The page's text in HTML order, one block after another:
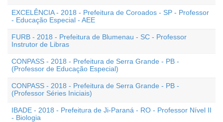
EXCELÊNCIA - 2018 - Prefeitura de Coroados - SP - Professor
- Educação Especial - AEE
FURB - 2018 - Prefeitura de Blumenau - SC - Professor
Instrutor de Libras
CONPASS - 2018 - Prefeitura de Serra Grande - PB -
(Professor de Educação Especial)
CONPASS - 2018 - Prefeitura de Serra Grande - PB -
(Professor Séries Iniciais)
IBADE - 2018 - Prefeitura de Ji-Paraná - RO - Professor Nível II
- Biologia